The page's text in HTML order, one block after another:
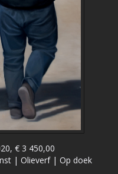
€ 3 450,00
| Olieverf | Op doek